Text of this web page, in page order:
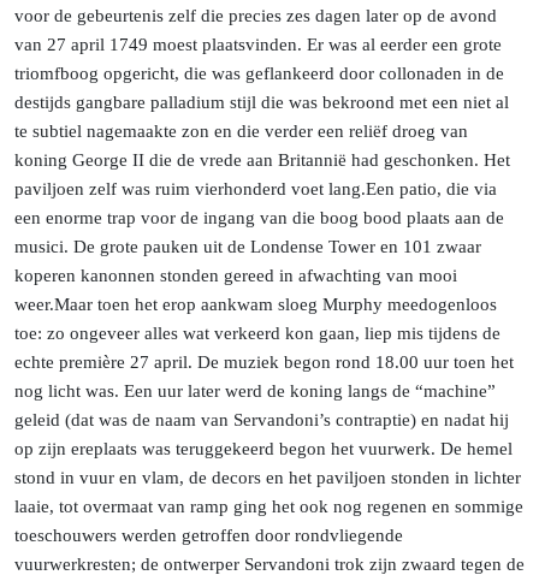
voor de gebeurtenis zelf die precies zes dagen later op de avond
van 27 april 1749 moest plaatsvinden. Er was al eerder een grote
triomfboog opgericht, die was geflankeerd door collonaden in de
destijds gangbare palladium stijl die was bekroond met een niet al
te subtiel nagemaakte zon en die verder een reliëf droeg van
koning George II die de vrede aan Britannië had geschonken. Het
paviljoen zelf was ruim vierhonderd voet lang.Een patio, die via
een enorme trap voor de ingang van die boog bood plaats aan de
musici. De grote pauken uit de Londense Tower en 101 zwaar
koperen kanonnen stonden gereed in afwachting van mooi
weer.Maar toen het erop aankwam sloeg Murphy meedogenloos
toe: zo ongeveer alles wat verkeerd kon gaan, liep mis tijdens de
echte première 27 april. De muziek begon rond 18.00 uur toen het
nog licht was. Een uur later werd de koning langs de “machine”
geleid (dat was de naam van Servandoni’s contraptie) en nadat hij
op zijn ereplaats was teruggekeerd begon het vuurwerk. De hemel
stond in vuur en vlam, de decors en het paviljoen stonden in lichter
laaie, tot overmaat van ramp ging het ook nog regenen en sommige
toeschouwers werden getroffen door rondvliegende
vuurwerkresten; de ontwerper Servandoni trok zijn zwaard tegen de